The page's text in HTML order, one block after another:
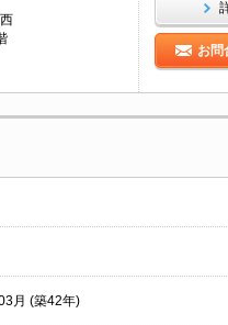
お問
月 (築42年)